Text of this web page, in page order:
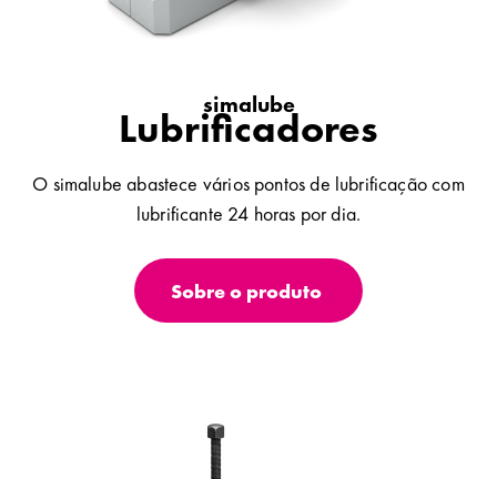
simalube
Lubrificadores
O simalube abastece vários pontos de lubrificação com
lubrificante 24 horas por dia.
Sobre o produto